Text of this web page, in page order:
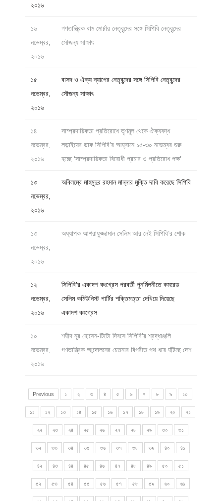
২০১৬
১৬
নভেম্বর,
২০১৬
গণতান্ত্রিক বাম মোর্চার নেতৃবৃন্দের সঙ্গে সিপিবি নেতৃবৃন্দের
সৌজন্য সাক্ষাৎ
১৫
নভেম্বর,
২০১৬
বাসদ ও ঐক্য ন্যাপের নেতৃবৃন্দের সঙ্গে সিপিবি নেতৃবৃন্দের
সৌজন্য সাক্ষাৎ
১৪
নভেম্বর,
২০১৬
সাম্প্রদায়িকতা প্রতিরোধে তৃণমূল থেকে ঐক্যবদ্ধ
লড়াইয়ের ডাক সিপিবি’র আহ্বানে ১৫-৩০ নভেম্বর শুরু
হচ্ছে ‘সাম্প্রদায়িকতা বিরোধী প্রচার ও প্রতিরোধ পক্ষ’
১৩
নভেম্বর,
২০১৬
অবিলম্বে মাহমুদুর রহমান মান্নার মুক্তি দাবি করেছে সিপিবি
১৩
নভেম্বর,
২০১৬
অধ্যাপক আশরাফুজ্জামান সেলিম আর নেই সিপিবি’র শোক
১২
নভেম্বর,
২০১৬
সিপিবি’র একাদশ কংগ্রেস পরবর্তী পুনর্মিলনীতে কমরেড
সেলিম কমিউনিস্ট পার্টির শক্তিমত্তা দেখিয়ে দিয়েছে
একাদশ কংগ্রেস
১০
নভেম্বর,
২০১৬
শহীদ নূর হোসেন-টিটো দিবসে সিপিবি’র শ্রদ্ধাঞ্জলি
গণতান্ত্রিক আন্দোলনের চেতনার বিপরীত পথ ধরে হাঁটছে দেশ
Previous ১ ২ ৩ ৪ ৫ ৬ ৭ ৮ ৯ ১০
১১ ১২ ১৩ ১৪ ১৫ ১৬ ১৭ ১৮ ১৯ ২০ ২১
২২ ২৩ ২৪ ২৫ ২৬ ২৭ ২৮ ২৯ ৩০ ৩১
৩২ ৩৩ ৩৪ ৩৫ ৩৬ ৩৭ ৩৮ ৩৯ ৪০ ৪১
৪২ ৪৩ ৪৪ ৪৫ ৪৬ ৪৭ ৪৮ ৪৯ ৫০ ৫১
৫২ ৫৩ ৫৪ ৫৫ ৫৬ ৫৭ ৫৮ ৫৯ ৬০ ৬১